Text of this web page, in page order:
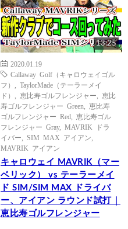
13:25
2020.01.19
Callaway Golf（キャロウェイゴル
フ）
TaylorMade（テーラーメイ
ド）
恵比寿ゴルフレンジャー
恵比
寿ゴルフレンジャー Green
恵比寿
ゴルフレンジャー Red
恵比寿ゴル
フレンジャー Gray, MAVRIK ドラ
イバー
SIM MAX アイアン
MAVRIK アイアン
キャロウェイ MAVRIK（マー
ベリック） vs テーラーメイ
ド SIM/SIM MAX ドライバ
ー、アイアン ラウンド試打｜
恵比寿ゴルフレンジャー